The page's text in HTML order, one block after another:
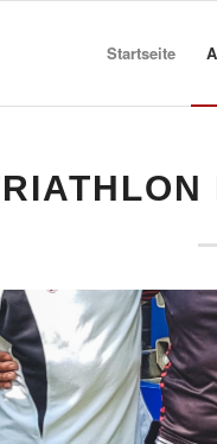
Startseite